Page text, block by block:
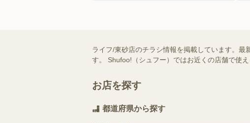
ライフ/東砂店のチラシ情報を掲載しています。
す。 Shufoo!（シュフー）ではお近くの店舗で使
お店を探す
都道府県から探す